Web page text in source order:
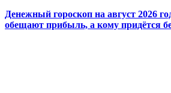
Денежный гороскоп на август 2026
обещают прибыль, а кому придётся